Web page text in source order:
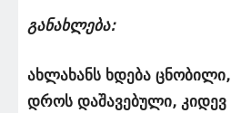
განახლება:
ახლახანს ხდება
დროს დაშავებული,